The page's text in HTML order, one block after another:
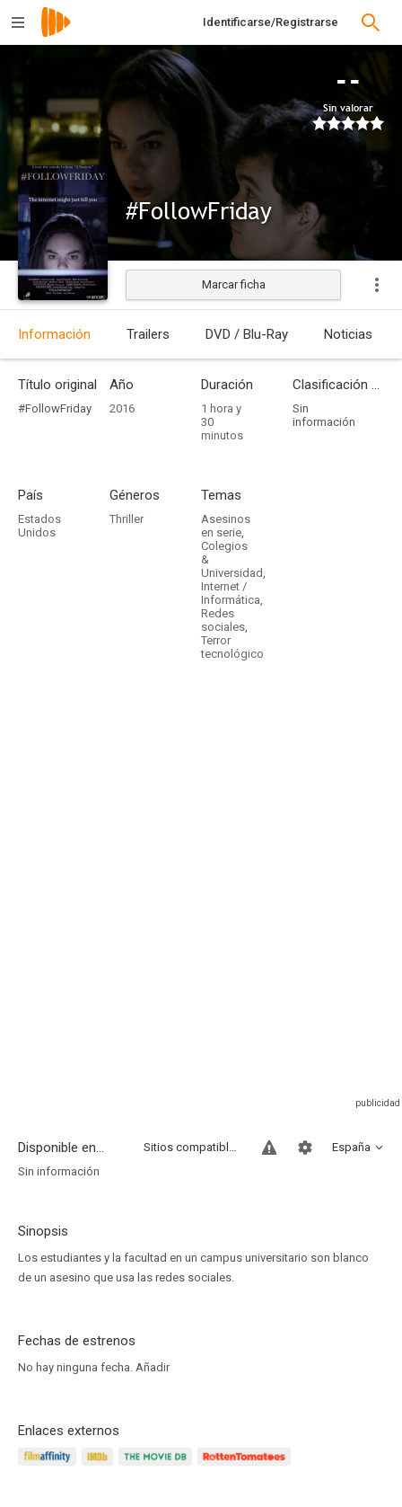
Identificarse/Registrarse
--
Sin valorar
#FollowFriday
Estrenada
Marcar ficha
Información Trailers DVD / Blu-Ray Noticias
Título original
#FollowFriday
Año
2016
Duración
1 hora y
30
minutos
Clasificación por edades
Sin
información
País
Estados
Unidos
Géneros
Thriller
Temas
Asesinos
en serie,
Colegios
&
Universidad,
Internet /
Informática,
Redes
sociales,
Terror
tecnológico
Disponible en... España
Sitios compatibles
Sin información
Sinopsis
Los estudiantes y la facultad en un campus universitario son blanco
de un asesino que usa las redes sociales.
Fechas de estrenos
No hay ninguna fecha. Añadir
Enlaces externos